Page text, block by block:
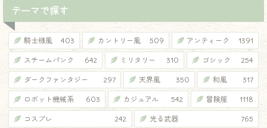
テーマで探す
騎士様風 403 カントリー風 509 アンティーク 1391
スチームパンク 642 ミリタリー 310 ゴシック 254
ダークファンタジー 297 天界風 350 和風 317
ロボット機械系 603 カジュアル 542 冒険服 1118
コスプレ 242 光る武器 765